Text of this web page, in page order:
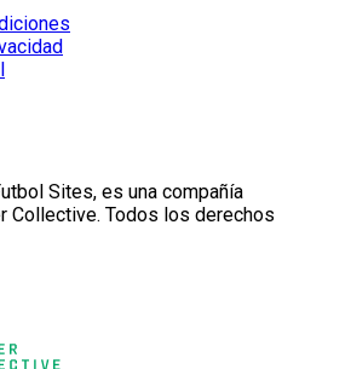
Sites, es una compañía
Collective. Todos los derechos